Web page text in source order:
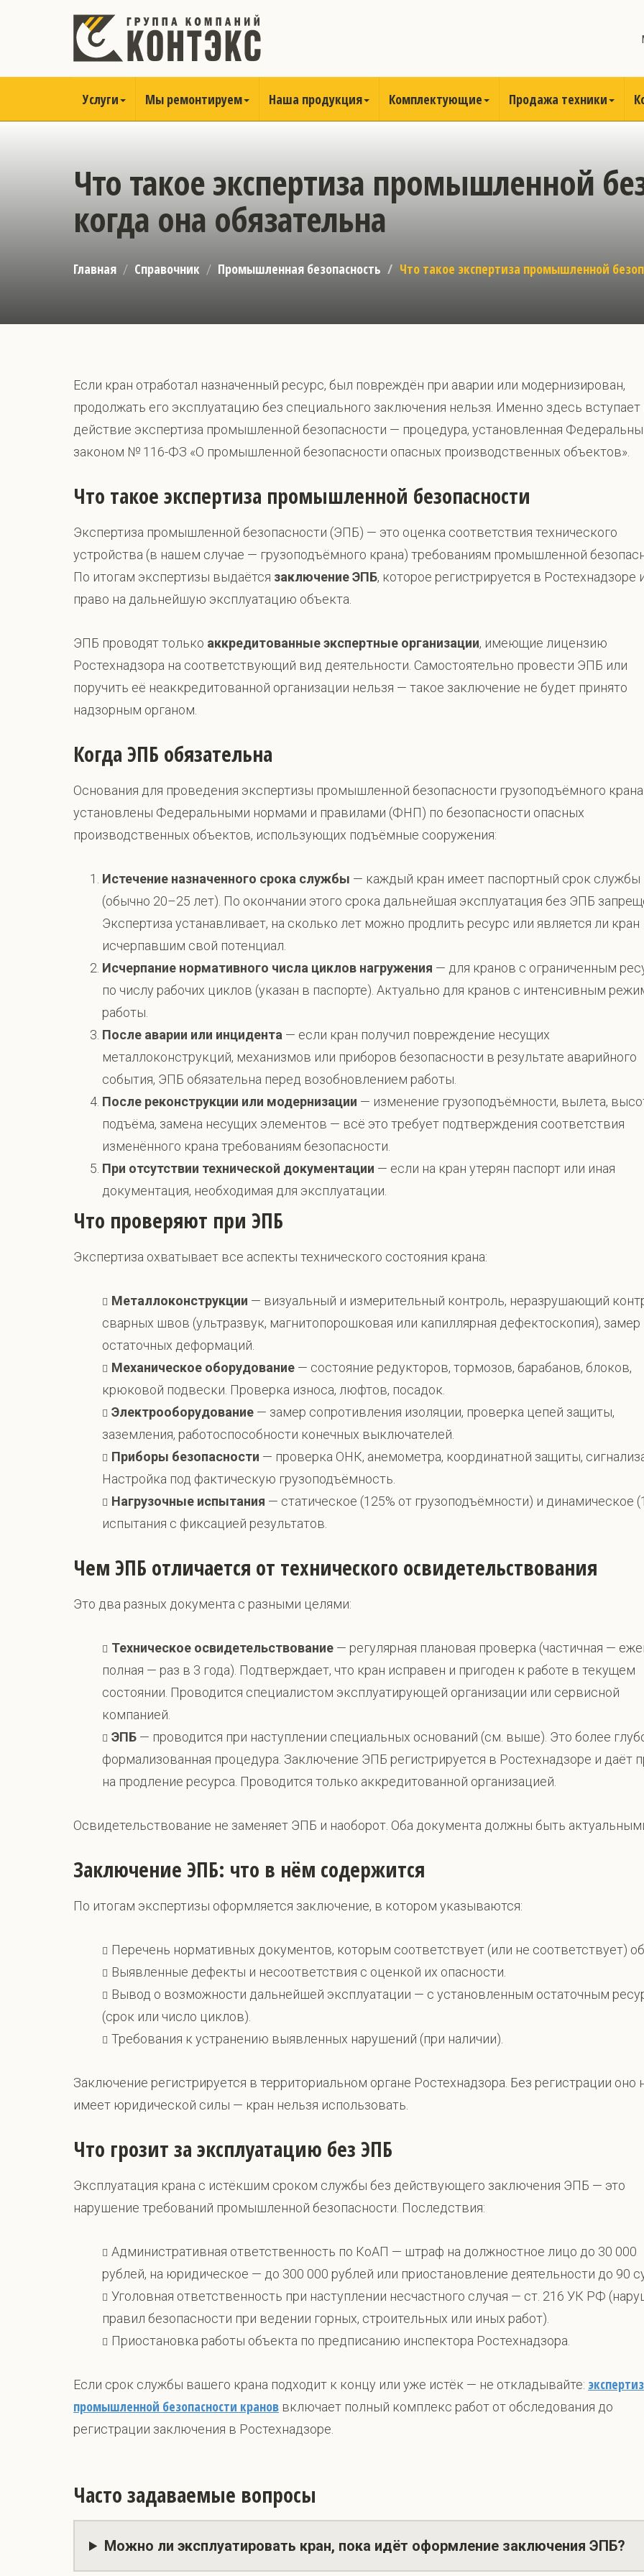
Услуги Мы ремонтируем Наша продукция Комплектующие Продажа техники
Что такое экспертиза промышленной
когда она обязательна
Главная Справочник Промышленная безопасность Что такое экспертиза промышленной
Если кран отработал назначенный ресурс, был повреждён при аварии или модернизирован,
продолжать его эксплуатацию без специального заключения нельзя. Именно здесь вступает
действие экспертиза промышленной безопасности — процедура, установленная
законом № 116-ФЗ «О промышленной безопасности опасных производственных объектов».
Что такое экспертиза промышленной безопасности
Экспертиза промышленной безопасности (ЭПБ) — это оценка соответствия технического
устройства (в нашем случае — грузоподъёмного крана) требованиям промышленной
По итогам экспертизы выдаётся заключение ЭПБ, которое регистрируется в Ростехнадзоре
право на дальнейшую эксплуатацию объекта.
ЭПБ проводят только аккредитованные экспертные организации, имеющие лицензию
Ростехнадзора на соответствующий вид деятельности. Самостоятельно провести ЭПБ или
поручить её неаккредитованной организации нельзя — такое заключение не будет принято
надзорным органом.
Когда ЭПБ обязательна
Основания для проведения экспертизы промышленной безопасности грузоподъёмного крана
установлены Федеральными нормами и правилами (ФНП) по безопасности опасных
производственных объектов, использующих подъёмные сооружения:
Истечение назначенного срока службы — каждый кран имеет паспортный срок службы
(обычно 20–25 лет). По окончании этого срока дальнейшая эксплуатация без ЭПБ
Экспертиза устанавливает, на сколько лет можно продлить ресурс или является ли кран
исчерпавшим свой потенциал.
Исчерпание нормативного числа циклов нагружения — для кранов с ограниченным
по числу рабочих циклов (указан в паспорте). Актуально для кранов с интенсивным
работы.
После аварии или инцидента — если кран получил повреждение несущих
металлоконструкций, механизмов или приборов безопасности в результате аварийного
события, ЭПБ обязательна перед возобновлением работы.
После реконструкции или модернизации — изменение грузоподъёмности, вылета,
подъёма, замена несущих элементов — всё это требует подтверждения соответствия
изменённого крана требованиям безопасности.
При отсутствии технической документации — если на кран утерян паспорт или иная
документация, необходимая для эксплуатации.
Что проверяют при ЭПБ
Экспертиза охватывает все аспекты технического состояния крана:
Металлоконструкции — визуальный и измерительный контроль, неразрушающий
сварных швов (ультразвук, магнитопорошковая или капиллярная дефектоскопия), замер
остаточных деформаций.
Механическое оборудование — состояние редукторов, тормозов, барабанов, блоков,
крюковой подвески. Проверка износа, люфтов, посадок.
Электрооборудование — замер сопротивления изоляции, проверка цепей защиты,
заземления, работоспособности конечных выключателей.
Приборы безопасности — проверка ОНК, анемометра, координатной защиты,
Настройка под фактическую грузоподъёмность.
Нагрузочные испытания — статическое (125% от грузоподъёмности) и динамическое
испытания с фиксацией результатов.
Чем ЭПБ отличается от технического освидетельствования
Это два разных документа с разными целями:
Техническое освидетельствование — регулярная плановая проверка (частичная —
полная — раз в 3 года). Подтверждает, что кран исправен и пригоден к работе в текущем
состоянии. Проводится специалистом эксплуатирующей организации или сервисной
компанией.
ЭПБ — проводится при наступлении специальных оснований (см. выше). Это более
формализованная процедура. Заключение ЭПБ регистрируется в Ростехнадзоре и даёт
на продление ресурса. Проводится только аккредитованной организацией.
Освидетельствование не заменяет ЭПБ и наоборот. Оба документа должны быть
Заключение ЭПБ: что в нём содержится
По итогам экспертизы оформляется заключение, в котором указываются:
Перечень нормативных документов, которым соответствует (или не соответствует)
Выявленные дефекты и несоответствия с оценкой их опасности.
Вывод о возможности дальнейшей эксплуатации — с установленным остаточным
(срок или число циклов).
Требования к устранению выявленных нарушений (при наличии).
Заключение регистрируется в территориальном органе Ростехнадзора. Без регистрации оно
имеет юридической силы — кран нельзя использовать.
Что грозит за эксплуатацию без ЭПБ
Эксплуатация крана с истёкшим сроком службы без действующего заключения ЭПБ — это
нарушение требований промышленной безопасности. Последствия:
Административная ответственность по КоАП — штраф на должностное лицо до 30 000
рублей, на юридическое — до 300 000 рублей или приостановление деятельности до 90
Уголовная ответственность при наступлении несчастного случая — ст. 216 УК РФ
правил безопасности при ведении горных, строительных или иных работ).
Приостановка работы объекта по предписанию инспектора Ростехнадзора.
Если срок службы вашего крана подходит к концу или уже истёк — не откладывайте:
промышленной безопасности кранов включает полный комплекс работ от обследования до
регистрации заключения в Ростехнадзоре.
Часто задаваемые вопросы
Можно ли эксплуатировать кран, пока идёт оформление заключения ЭПБ?